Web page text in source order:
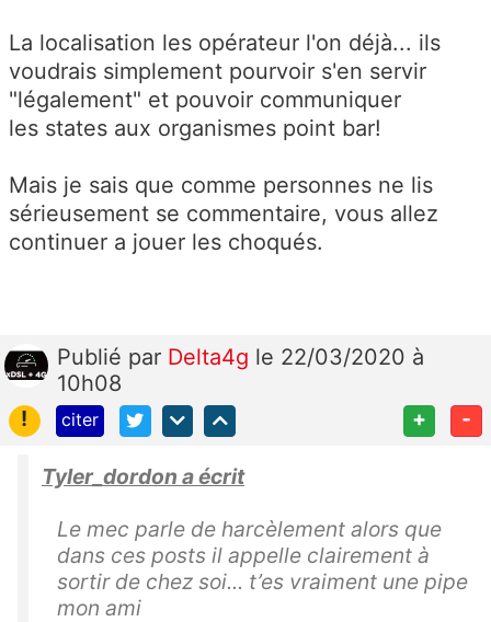
La localisation les opérateur l'on déjà... ils
voudrais simplement pourvoir s'en servir
"légalement" et pouvoir communiquer
les states aux organismes point bar!
Mais je sais que comme personnes ne lis
sérieusement se commentaire, vous allez
continuer a jouer les choqués.
Publié par Delta4g le 22/03/2020 à
10h08
!
citer + -
Tyler_dordon a écrit
Le mec parle de harcèlement alors que
dans ces posts il appelle clairement à
sortir de chez soi... t’es vraiment une pipe
mon ami